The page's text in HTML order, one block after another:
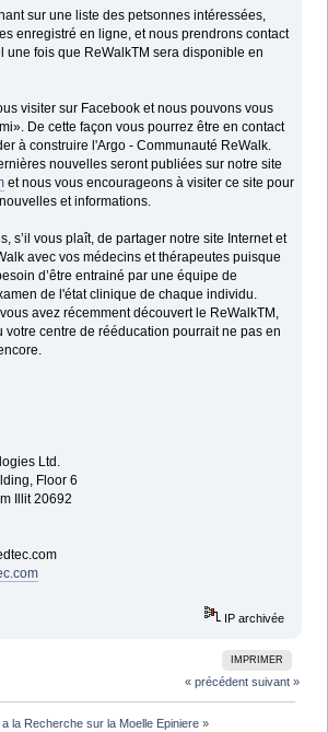
sur une liste des petsonnes intéressées,
enregistré en ligne, et nous prendrons contact
une fois que ReWalkTM sera disponible en
visiter sur Facebook et nous pouvons vous
De cette façon vous pourrez être en contact
à construire l'Argo - Communauté ReWalk.
nouvelles seront publiées sur notre site
et nous vous encourageons à visiter ce site pour
et informations.
s’il vous plaît, de partager notre site Internet et
avec vos médecins et thérapeutes puisque
d’être entrainé par une équipe de
de l'état clinique de chaque individu.
avez récemment découvert le ReWalkTM,
votre centre de rééducation pourrait ne pas en
Ltd.
Floor 6
Illit 20692
IP archivée
IMPRIMER
« précédent suivant »
la Recherche sur la Moelle Epiniere »